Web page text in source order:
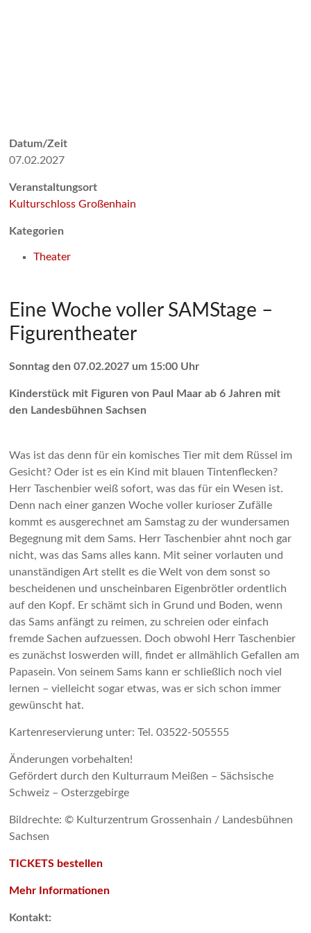
Datum/Zeit
07.02.2027
Veranstaltungsort
Kulturschloss Großenhain
Kategorien
Theater
Eine Woche voller SAMStage –
Figurentheater
Sonntag den 07.02.2027 um 15:00 Uhr
Kinderstück mit Figuren von Paul Maar ab 6 Jahren mit
den Landesbühnen Sachsen
Was ist das denn für ein komisches Tier mit dem Rüssel im
Gesicht? Oder ist es ein Kind mit blauen Tintenflecken?
Herr Taschenbier weiß sofort, was das für ein Wesen ist.
Denn nach einer ganzen Woche voller kurioser Zufälle
kommt es ausgerechnet am Samstag zu der wundersamen
Begegnung mit dem Sams. Herr Taschenbier ahnt noch gar
nicht, was das Sams alles kann. Mit seiner vorlauten und
unanständigen Art stellt es die Welt von dem sonst so
bescheidenen und unscheinbaren Eigenbrötler ordentlich
auf den Kopf. Er schämt sich in Grund und Boden, wenn
das Sams anfängt zu reimen, zu schreien oder einfach
fremde Sachen aufzuessen. Doch obwohl Herr Taschenbier
es zunächst loswerden will, findet er allmählich Gefallen am
Papasein. Von seinem Sams kann er schließlich noch viel
lernen – vielleicht sogar etwas, was er sich schon immer
gewünscht hat.
Kartenreservierung unter: Tel. 03522-505555
Änderungen vorbehalten!
Gefördert durch den Kulturraum Meißen – Sächsische
Schweiz – Osterzgebirge
Bildrechte: © Kulturzentrum Grossenhain / Landesbühnen
Sachsen
TICKETS bestellen
Mehr Informationen
Kontakt: